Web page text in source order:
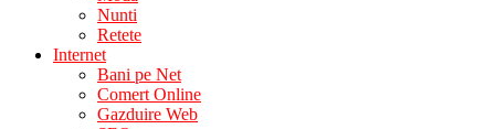
Nunti
Retete
Internet
Bani pe Net
Comert Online
Gazduire Web